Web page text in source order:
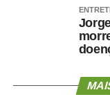
Nota na íntegra:
Política se faz
Wellington